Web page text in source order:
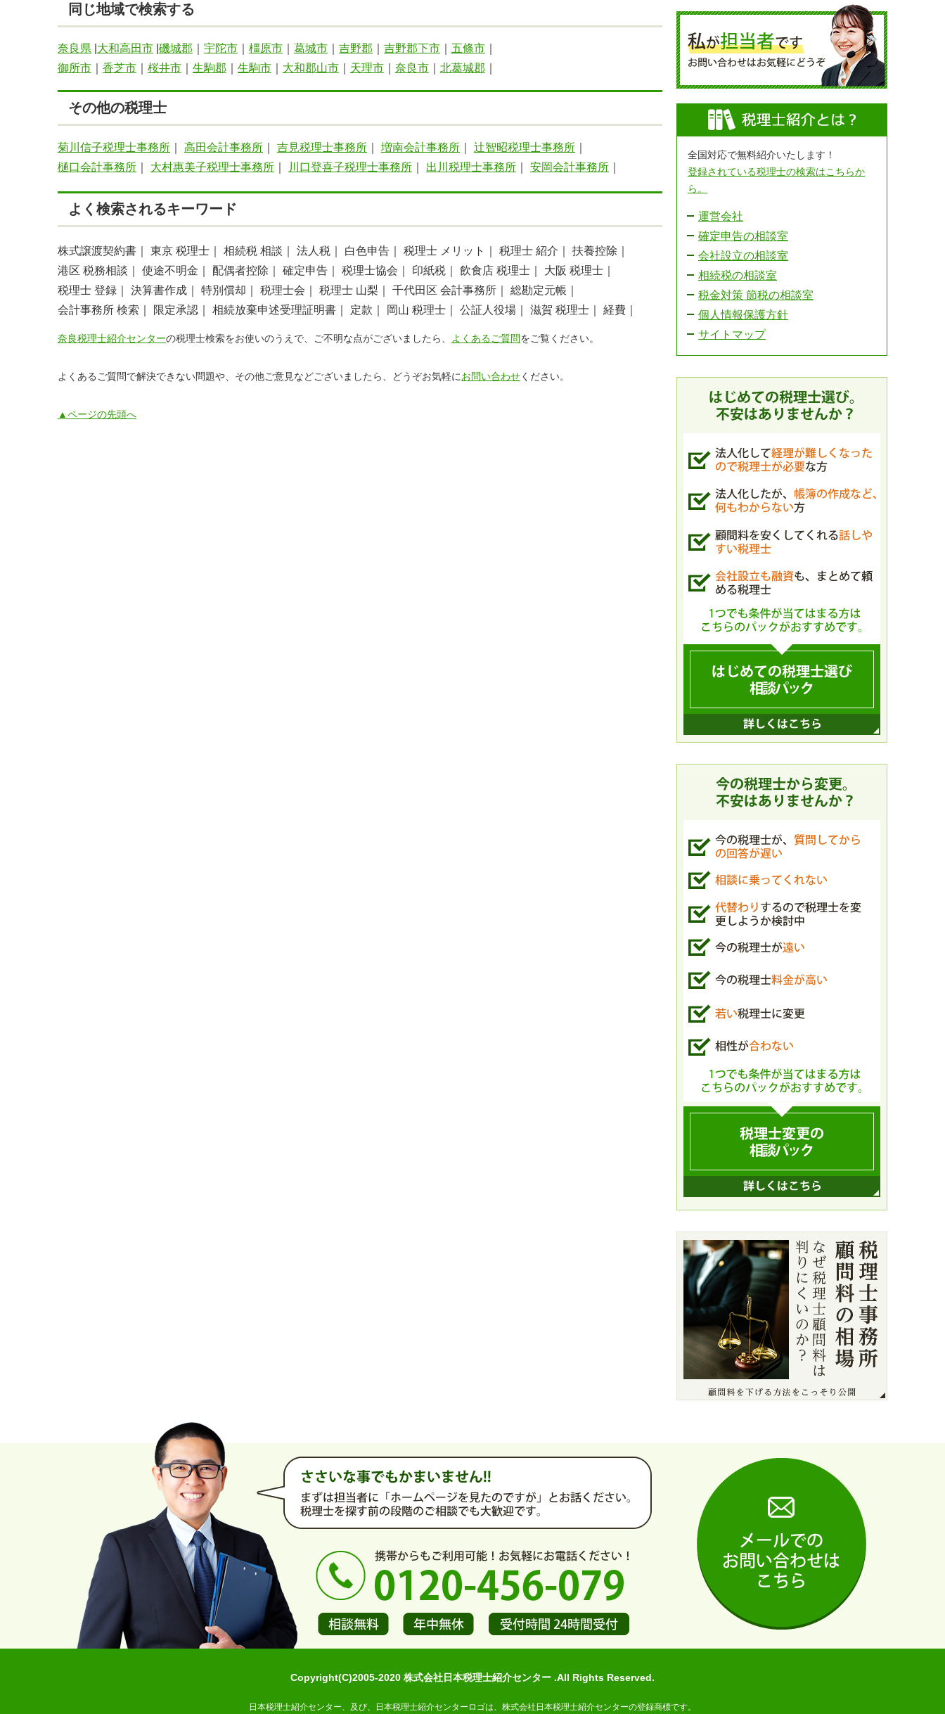
同じ地域で検索する
奈良県 大和高田市 磯城郡 宇陀市 橿原市 葛城市 吉野郡 吉野郡下市 五條市
御所市
香芝市 桜井市 生駒郡 生駒市 大和郡山市 天理市 奈良市 北葛城郡
その他の税理士
菊川信子税理士事務所 高田会計事務所 吉見税理士事務所 増南会計事務所 辻智昭税理士事務所
樋口会計事務所
大村惠美子税理士事務所 川口登喜子税理士事務所 出川税理士事務所 安岡会計事務所
よく検索されるキーワード
株式譲渡契約書｜ 東京 税理士｜ 相続税 相談｜ 法人税｜ 白色申告｜ 税理士 メリット｜ 税理士 紹介｜
扶養控除｜
港区 税務相談｜
使途不明金｜ 配偶者控除｜ 確定申告｜ 税理士協会｜ 印紙税｜ 飲食店 税理士｜
大阪 税理士｜
税理士 登録｜
決算書作成｜ 特別償却｜ 税理士会｜ 税理士 山梨｜ 千代田区 会計事務所｜
総勘定元帳｜
会計事務所 検索｜
限定承認｜ 相続放棄申述受理証明書｜ 定款｜ 岡山 税理士｜ 公証人役場｜ 滋賀 税理士｜ 経費｜
奈良税理士紹介センターの税理士検索をお使いのうえで、ご不明な点がございましたら、 よくあるご質問をご覧ください。
よくあるご質問で解決できない問題や、その他ご意見などございましたら、どうぞお気軽にお問い合わせください。
▲ページの先頭へ
全国対応で無料紹介いたします！
登録されている税理士の検索はこちらか
ら。
運営会社
確定申告の相談室
会社設立の相談室
相続税の相談室
税金対策 節税の相談室
個人情報保護方針
サイトマップ
Copyright(C)2005-2020 株式会社日本税理士紹介センター .All Rights Reserved.
日本税理士紹介センター、及び、日本税理士紹介センターロゴは、株式会社日本税理士紹介センターの登録商標です。